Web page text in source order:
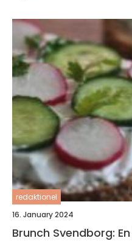
redaktionel
16. January 2024
Brunch Svendborg: